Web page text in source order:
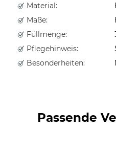
Material:
Maße:
Füllmenge:
Pflegehinweis:
Besonderheiten:
Passende